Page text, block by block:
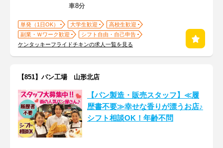
車8分
単発（1日OK） 大学生歓迎
高校生歓迎
副業・Ｗワーク歓迎
シフト自由・自己申告
ケンタッキーフライドチキンの求人一覧を見る
【851】パン工場 山形北店
【パン製造・販売スタッフ】≪履
歴書不要≫幸せな香りが漂うお店♪
シフト相談OK！年齢不問